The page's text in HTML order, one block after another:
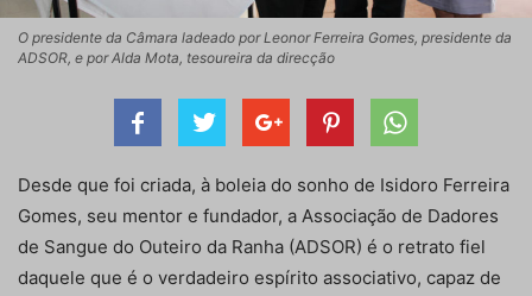
O presidente da Câmara ladeado por Leonor Ferreira Gomes, presidente da
ADSOR, e por Alda Mota, tesoureira da direcção
Desde que foi criada, à boleia do sonho de Isidoro Ferreira
Gomes, seu mentor e fundador, a Associação de Dadores
de Sangue do Outeiro da Ranha (ADSOR) é o retrato fiel
daquele que é o verdadeiro espírito associativo, capaz de